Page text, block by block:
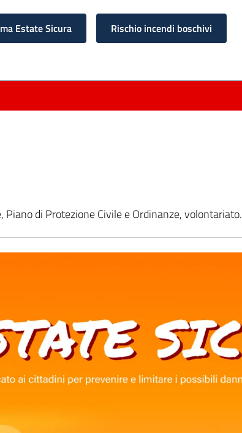
Estate Sicura Rischio incendi boschivi
di Protezione Civile e Ordinanze, volontariato.